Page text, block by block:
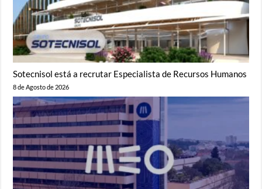
Sotecnisol está a recrutar Especialista de Recursos Humanos
8 de Agosto de 2026